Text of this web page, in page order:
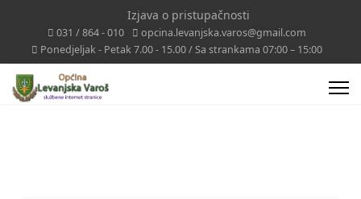
Izjava o pristupačnosti
031 / 864 - 010
opcina.levanjska.varos@gmail.com
Ponedjeljak - Petak 7.00 - 15.00 / Sa strankama 07:00 – 15:00